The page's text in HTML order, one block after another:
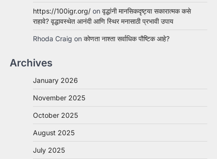
https://100igr.org/ on वृद्धांनी मानसिकदृष्ट्या सकारात्मक कसे
राहावे? वृद्धावस्थेत आनंदी आणि स्थिर मनासाठी प्रभावी उपाय
Rhoda Craig on कोणता नाश्ता सर्वाधिक पौष्टिक आहे?
Archives
January 2026
November 2025
October 2025
August 2025
July 2025